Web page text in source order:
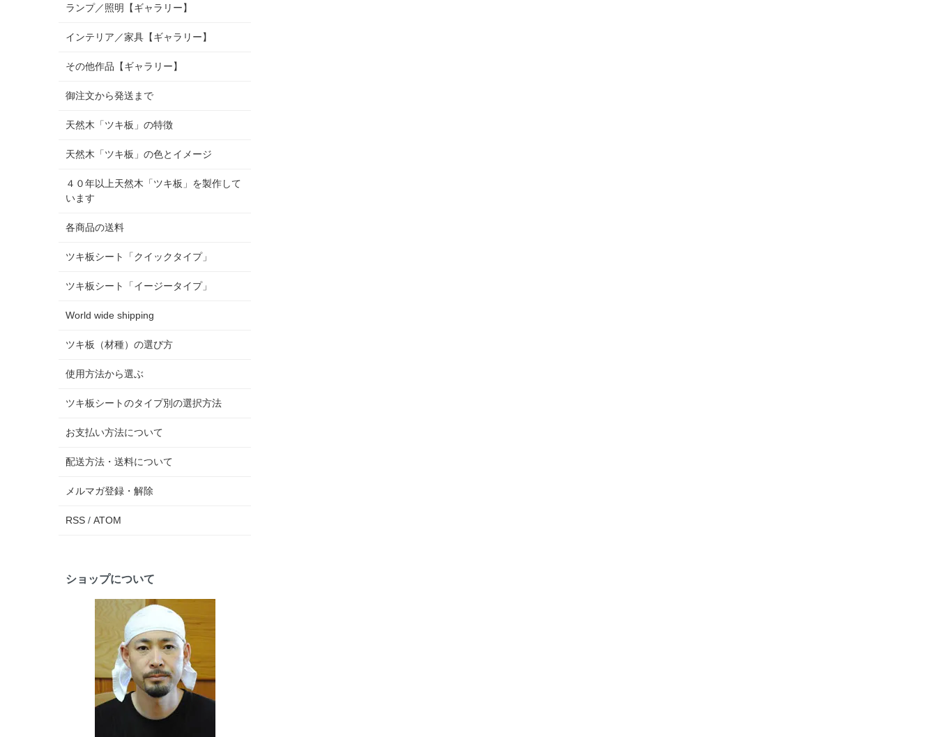
ランプ／照明【ギャラリー】
インテリア／家具【ギャラリー】
その他作品【ギャラリー】
御注文から発送まで
天然木「ツキ板」の特徴
天然木「ツキ板」の色とイメージ
４０年以上天然木「ツキ板」を製作して
います
各商品の送料
ツキ板シート「クイックタイプ」
ツキ板シート「イージータイプ」
World wide shipping
ツキ板（材種）の選び方
使用方法から選ぶ
ツキ板シートのタイプ別の選択方法
お支払い方法について
配送方法・送料について
メルマガ登録・解除
RSS / ATOM
ショップについて